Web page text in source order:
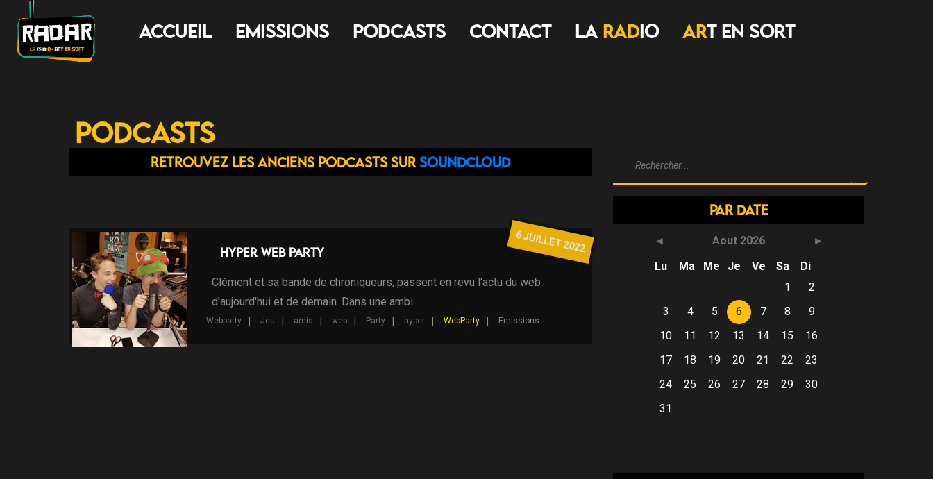
Accueil Emissions Podcasts Contact LA RADIO ART EN SORT
Podcasts
Retrouvez les anciens podcasts sur Soundcloud
6 JUILLET 2022
Hyper Web Party
Clément et sa bande de chroniqueurs, passent en revu l'actu du web
d'aujourd'hui et de demain. Dans une ambi…
Webparty Jeu amis web Party hyper WebParty Emissions
Par Date
Aout 2026
Lu
Ma Me Je Ve Sa
Di
1
2
3
4 5 6 7 8
9
10
11 12 13 14 15
16
17
18 19 20 21 22
23
24
25 26 27 28 29
30
31